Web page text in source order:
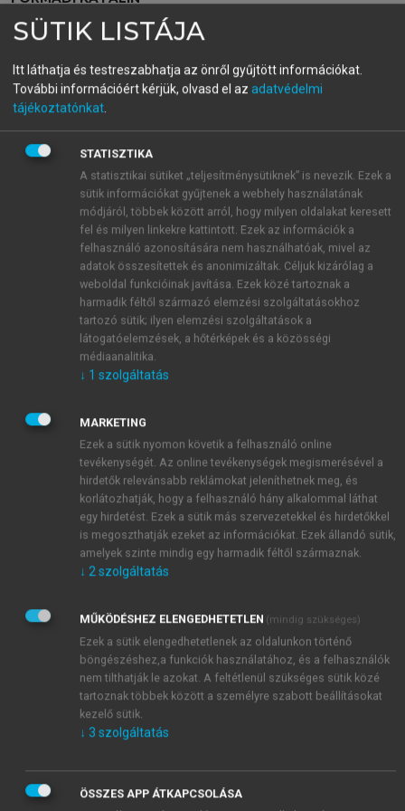
A fogyasztás szociológiája
menu_book OLVASÁS
A nemfogyasztás alapesetei
A hazai szakirodalomban leggyakrabban használt
megkülönböztetés a nemfogyasztás esetében a
lemondás és a kimaradás mentén értelmezhető
–Szűcs 2021), melynek alapeseteit a7.1.
mutatja be.
TARTALOMJEGYZÉK
SÜTIK LISTÁJA
Itt láthatja és testreszabhatja az önről gyűjtött információkat.
További információért kérjük, olvasd el az adatvédelmi
tájékoztatónkat.
STATISZTIKA
A statisztikai sütiket „teljesítménysütiknek” is nevezik. Ezek a
sütik információkat gyűjtenek a webhely használatának
módjáról, többek között arról, hogy milyen oldalakat keresett
fel és milyen linkekre kattintott. Ezek az információk a
felhasználó azonosítására nem használhatóak, mivel az
adatok összesítettek és anonimizáltak. Céljuk kizárólag a
weboldal funkcióinak javítása. Ezek közé tartoznak a
harmadik féltől származó elemzési szolgáltatásokhoz
tartozó sütik; ilyen elemzési szolgáltatások a
látogatóelemzések, a hőtérképek és a közösségi
médiaanalitika.
↓ 1 szolgáltatás
MARKETING
Ezek a sütik nyomon követik a felhasználó online
tevékenységét. Az online tevékenységek megismerésével a
hirdetők relevánsabb reklámokat jeleníthetnek meg, és
korlátozhatják, hogy a felhasználó hány alkalommal láthat
egy hirdetést. Ezek a sütik más szervezetekkel és hirdetőkkel
is megoszthatják ezeket az információkat. Ezek állandó sütik,
amelyek szinte mindig egy harmadik féltől származnak.
↓ 2szolgáltatás
MŰKÖDÉSHEZ ELENGEDHETETLEN (mindig szükséges)
Ezek a sütik elengedhetetlenek az oldalunkon történő
böngészéshez,a funkciók használatához, és a felhasználók
nem tilthatják le azokat. A feltétlenül szükséges sütik közé
tartoznak többek között a személyre szabott beállításokat
kezelő sütik.
↓ 3 szolgáltatás
ÖSSZES APP ÁTKAPCSOLÁSA